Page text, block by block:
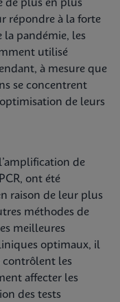
de plus en plus
répondre à la forte
la pandémie, les
utilisé
à mesure que
se concentrent
de leurs
de
ont été
raison de leur plus
méthodes de
meilleures
optimaux, il
contrôlent les
affecter les
des tests